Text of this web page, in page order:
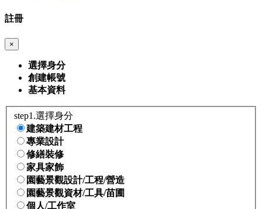
註冊
×
選擇身分
創建帳號
基本資料
step1.選擇身分
建築建材工程
專業設計
修繕裝修
家具家飾
園藝景觀設計/工程/營造
園藝景觀資材/工具/苗圃
個人/工作室